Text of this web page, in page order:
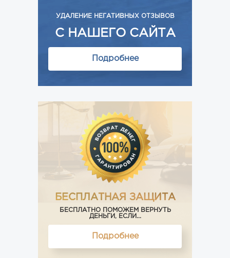
УДАЛЕНИЕ НЕГАТИВНЫХ ОТЗЫВОВ
С НАШЕГО САЙТА
Подробнее
БЕСПЛАТНАЯ ЗАЩИТА
БЕСПЛАТНО ПОМОЖЕМ ВЕРНУТЬ
ДЕНЬГИ, ЕСЛИ...
Подробнее